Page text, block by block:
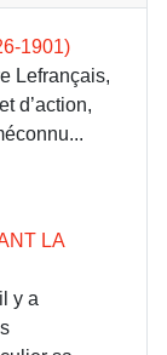
1901)
Lefrançais,
d’action,
LA
y a